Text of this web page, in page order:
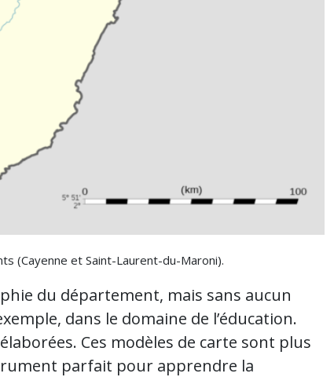
(Cayenne et Saint-Laurent-du-Maroni).
du département, mais sans aucun
dans le domaine de l’éducation.
Ces modèles de carte sont plus
parfait pour apprendre la